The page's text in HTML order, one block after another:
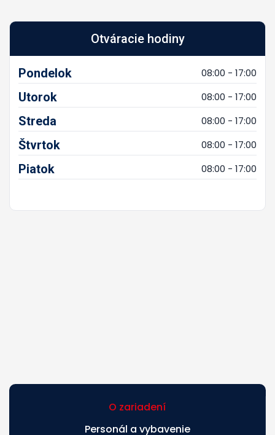
Otváracie hodiny
Pondelok 08:00 - 17:00
Utorok 08:00 - 17:00
Streda 08:00 - 17:00
Štvrtok 08:00 - 17:00
Piatok 08:00 - 17:00
O zariadení
Personál a vybavenie